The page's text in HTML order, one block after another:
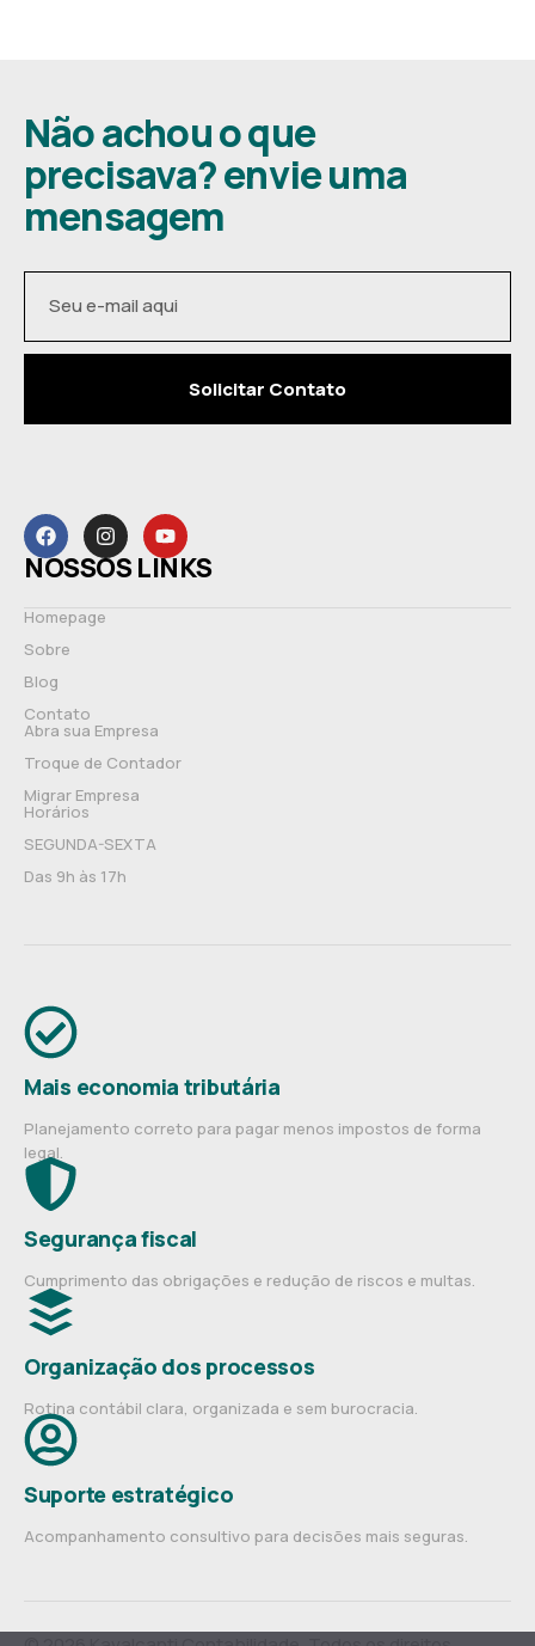
Não achou o que
precisava? envie uma
mensagem
Solicitar Contato
NOSSOS LINKS
Homepage
Sobre
Blog
Contato
Abra sua Empresa
Troque de Contador
Migrar Empresa
Horários
SEGUNDA-SEXTA
Das 9h às 17h
Mais economia tributária
Planejamento correto para pagar menos impostos de forma
legal.
Segurança fiscal
Cumprimento das obrigações e redução de riscos e multas.
Organização dos processos
Rotina contábil clara, organizada e sem burocracia.
Suporte estratégico
Acompanhamento consultivo para decisões mais seguras.